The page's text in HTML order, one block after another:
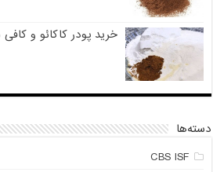
خرید پودر کاکائو و
دسته‌ها
CBS ISF